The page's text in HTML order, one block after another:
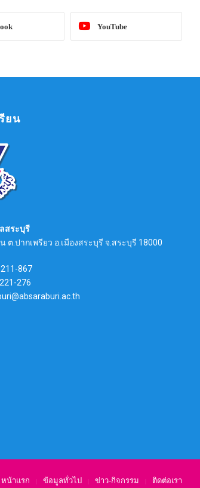
YouTube
ยน
สระบุรี
ต.ปากเพรียว อ.เมืองสระบุรี จ.สระบุรี 18000
867
276
หน้าแรก ข้อมูลทั่วไป ข่าว-กิจกรรม ติดต่อเรา